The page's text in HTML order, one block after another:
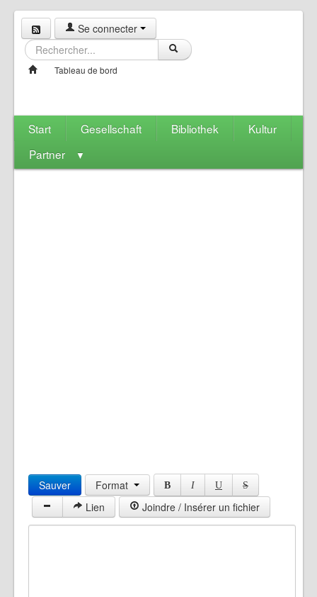
Se connecter
Tableau de bord
Start Gesellschaft Bibliothek
Kultur
Partner
▼
Sauver Format B I U S
Lien Joindre / Insérer un fichier